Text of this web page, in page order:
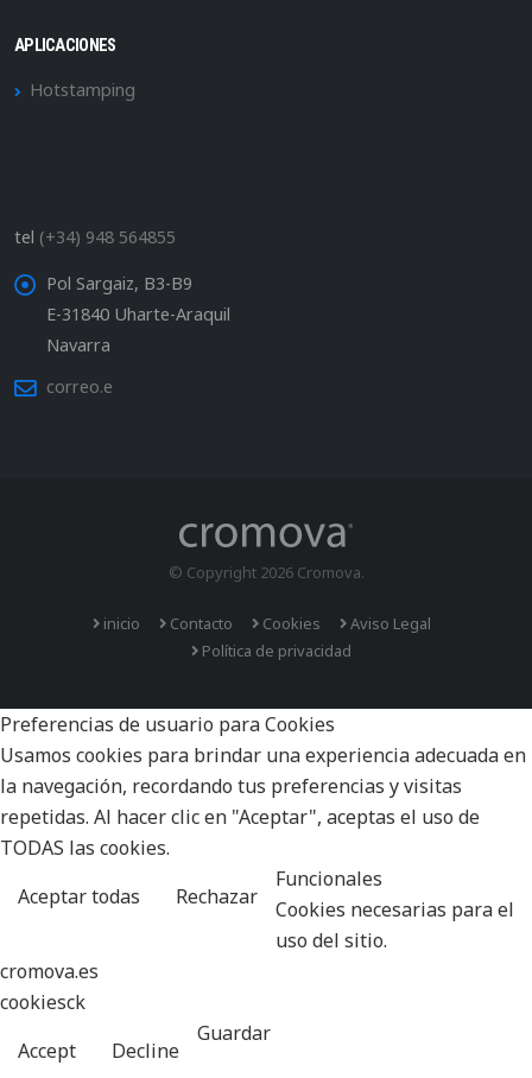
APLICACIONES
Hotstamping
tel (+34) 948 564855
Pol Sargaiz, B3-B9
E-31840 Uharte-Araquil
Navarra
correo.e
© Copyright 2026 Cromova.
inicio Contacto Cookies
Aviso Legal
Política de privacidad
Preferencias de usuario para Cookies
Usamos cookies para brindar una experiencia adecuada en
la navegación, recordando tus preferencias y visitas
repetidas. Al hacer clic en "Aceptar", aceptas el uso de
TODAS las cookies.
Aceptar todas
Rechazar
Funcionales
Cookies necesarias para el
uso del sitio.
cromova.es
cookiesck
Accept
Decline
Guardar